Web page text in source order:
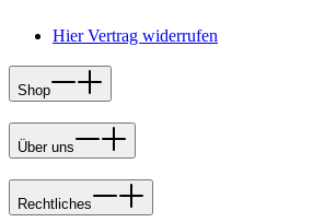
Hier Vertrag widerrufen
Shop
Über uns
Rechtliches